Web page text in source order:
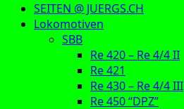
SEITEN @ JUERGS.CH
Lokomotiven
SBB
Re 420 – Re 4/4 II
Re 421
Re 430 – Re 4/4 III
Re 450 “DPZ”